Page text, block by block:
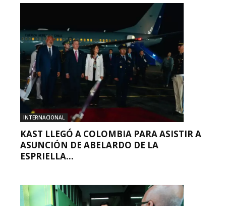
INTERNACIONAL
KAST LLEGÓ A COLOMBIA PARA ASISTIR A
ASUNCIÓN DE ABELARDO DE LA
ESPRIELLA...